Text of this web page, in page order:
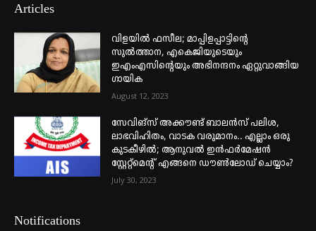
Articles
വിളയിൽ ഫസീല; മാപ്പിളപ്പാട്ടിന്റെ
സുൽത്താന, എകെജിയുടെയും
ഇഎംഎസിന്റെയും അഭിനന്ദനം ഏറ്റുവാങ്ങിയ
ഗായിക
August 12, 2023
സേവിങ്സ് അക്കൗണ്ട് ബാലൻസ് പലിശ,
ലാഭവിഹിതം, വാടക വരുമാനം.. എല്ലാം ഒരു
കുടകീഴിൽ; ആനുവൽ ഇൻഫർമേഷൻ
സ്റ്റേറ്റ്മെന്റ് എങ്ങനെ ഡൗൺലോഡ് ചെയ്യാം?
July 30, 2023
Notifications